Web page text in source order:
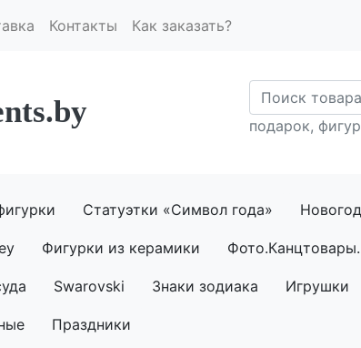
Контакты Как заказать?
подарок,
Статуэтки «Символ года»
Фигурки из керамики
Swarovski Знаки зодиака Игрушки
Праздники